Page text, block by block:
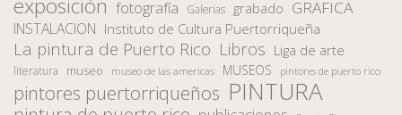
exposición fotografía Galerias grabado GRAFICA
INSTALACION Instituto de Cultura Puertorriqueña
La pintura de Puerto Rico Libros Liga de arte
literatura museo museo de las americas MUSEOS pintores de puerto rico
pintores puertorriqueños PINTURA